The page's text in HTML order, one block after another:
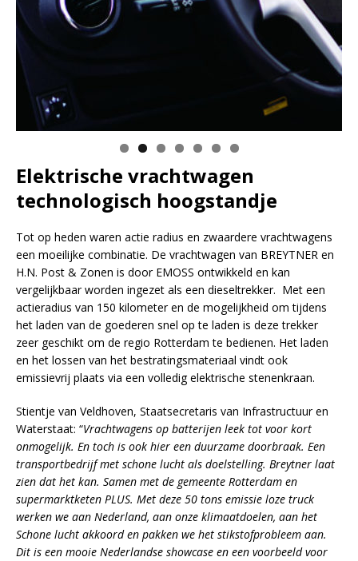
Elektrische vrachtwagen
technologisch hoogstandje
Tot op heden waren actie radius en zwaardere vrachtwagens
een moeilijke combinatie. De vrachtwagen van BREYTNER en
H.N. Post & Zonen is door EMOSS ontwikkeld en kan
vergelijkbaar worden ingezet als een dieseltrekker. Met een
actieradius van 150 kilometer en de mogelijkheid om tijdens
het laden van de goederen snel op te laden is deze trekker
zeer geschikt om de regio Rotterdam te bedienen. Het laden
en het lossen van het bestratingsmateriaal vindt ook
emissievrij plaats via een volledig elektrische stenenkraan.
Stientje van Veldhoven, Staatsecretaris van Infrastructuur en
Waterstaat: “Vrachtwagens op batterijen leek tot voor kort
onmogelijk. En toch is ook hier een duurzame doorbraak. Een
transportbedrijf met schone lucht als doelstelling. Breytner laat
zien dat het kan. Samen met de gemeente Rotterdam en
supermarktketen PLUS. Met deze 50 tons emissie loze truck
werken we aan Nederland, aan onze klimaatdoelen, aan het
Schone lucht akkoord en pakken we het stikstofprobleem aan.
Dit is een mooie Nederlandse showcase en een voorbeeld voor